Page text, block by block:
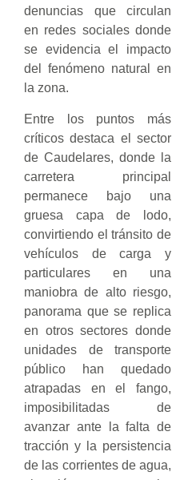
denuncias que circulan
en redes sociales donde
se evidencia el impacto
del fenómeno natural en
la zona.
Entre los puntos más
críticos destaca el sector
de Caudelares, donde la
carretera principal
permanece bajo una
gruesa capa de lodo,
convirtiendo el tránsito de
vehículos de carga y
particulares en una
maniobra de alto riesgo,
panorama que se replica
en otros sectores donde
unidades de transporte
público han quedado
atrapadas en el fango,
imposibilitadas de
avanzar ante la falta de
tracción y la persistencia
de las corrientes de agua,